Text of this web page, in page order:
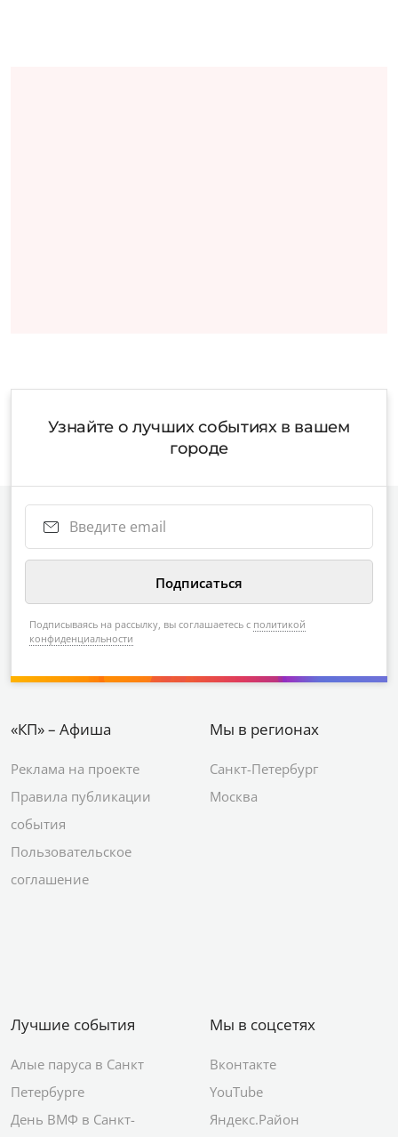
Узнайте о лучших событиях в вашем
городе
Подписываясь на рассылку, вы соглашаетесь с политикой
конфиденциальности
«КП» – Афиша
Реклама на проекте
Правила публикации
события
Пользовательское
соглашение
Мы в регионах
Санкт-Петербург
Москва
Лучшие события
Алые паруса в Санкт
Петербурге
День ВМФ в Санкт-
Мы в соцсетях
Вконтакте
YouTube
Яндекс.Район